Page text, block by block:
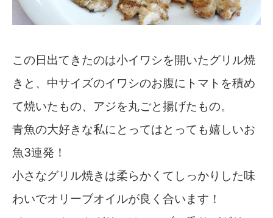
この日出てきたのは小イワシを開いたグリル焼
きと、中サイズのイワシのお腹にトマトを積め
て焼いたもの、アジを丸ごと揚げたもの。
青魚の大好きな私にとってはとっても嬉しいお
魚3連発！
小さなグリル焼きは柔らかくてしっかりした味
わいでオリーブオイルが良く合います！